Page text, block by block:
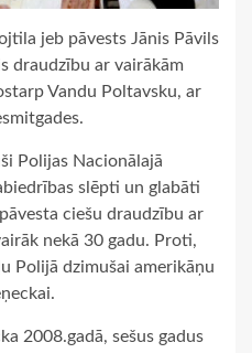
jeb pāvests Jānis Pāvils
draudzību ar vairākām
Vandu Poltavsku, ar
Polijas Nacionālajā
slēpti un glabāti
ciešu draudzību ar
nekā 30 gadu. Proti,
Polijā dzimušai amerikāņu
2008.gadā, sešus gadus